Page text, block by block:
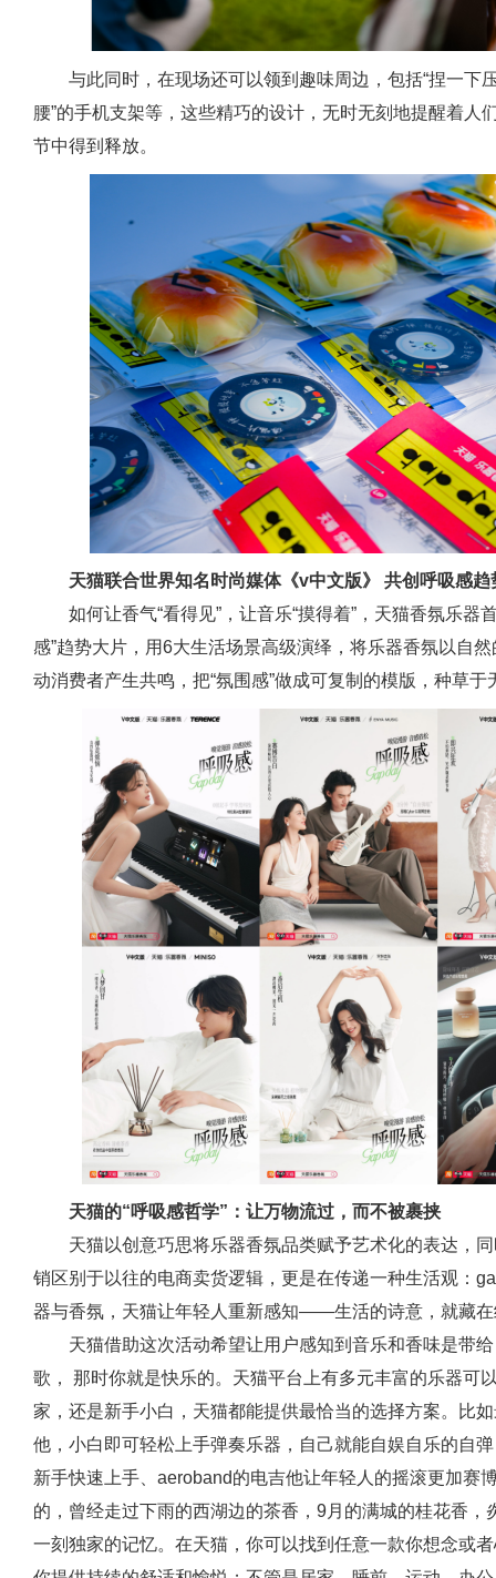
与此同时，在现场还可以领到趣味周边，包括“捏一下
腰”的手机支架等，这些精巧的设计，无时无刻地提醒着人
节中得到释放。
天猫联合世界知名时尚媒体《v中文版》 共创呼吸感
如何让香气“看得见”，让音乐“摸得着”，天猫香氛乐
感”趋势大片，用6大生活场景高级演绎，‌将乐器香氛以自
动消费者产生共鸣，把“氛围感”做成可复制的模版‌，种草于
天猫的“呼吸感哲学”：让万物流过，而不被裹挟
天猫以创意巧思将乐器香氛品类赋予艺术化的表达，
销区别于以往的电商卖货逻辑，更是在传递一种生活观：‌
器与香氛，天猫让年轻人重新感知——生活的诗意，就藏在
天猫借助这次活动希望让用户感知到音乐和香味是带
歌， 那时你就是快乐的。天猫平台上有多元丰富的乐器可
家，还是新手小白，天猫都能提供最恰当的选择方案。比
他，小白即可轻松上手弹奏乐器，自己就能自娱自乐的自
新手快速上手、aeroband的电吉他让年轻人的摇滚更加赛
的，曾经走过下雨的西湖边的茶香，9月的满城的桂花香
一刻独家的记忆。在天猫，你可以找到任意一款你想念或